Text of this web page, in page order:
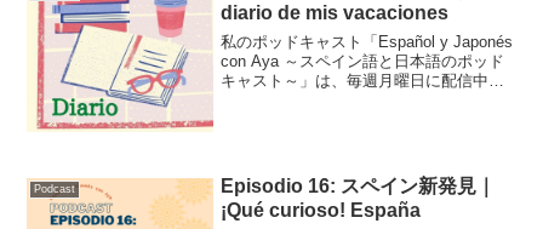
diario de mis vacaciones
私のポッドキャスト「Español y Japonés
con Aya ～スペイン語と日本語のポッド
キャスト～」は、毎週月曜日に配信中で
Podcast
Episodio 16: スペイン新発見｜
¡Qué curioso! España